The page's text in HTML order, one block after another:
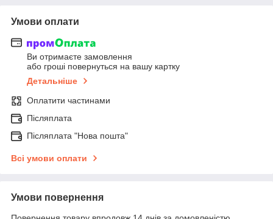
Умови оплати
Ви отримаєте замовлення
або гроші повернуться на вашу картку
Детальніше
Оплатити частинами
Післяплата
Післяплата "Нова пошта"
Всі умови оплати
Умови повернення